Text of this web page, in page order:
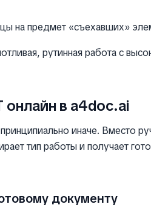
на предмет «съехавших»
рутинная работа с
в a4doc.ai
иначе. Вместо
тип работы и получает
документу